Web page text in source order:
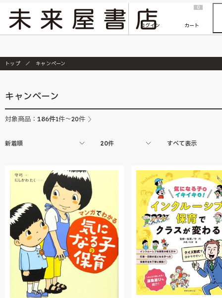
『ONE PIECE magazine 021 ONE PIECEカード付き同梱版』発売延期のご案内
ログイン
0
カート
トップ キャンペーン
キャンペーン
対象商品： 186件1件～20件
新着順 20件 すべて表示